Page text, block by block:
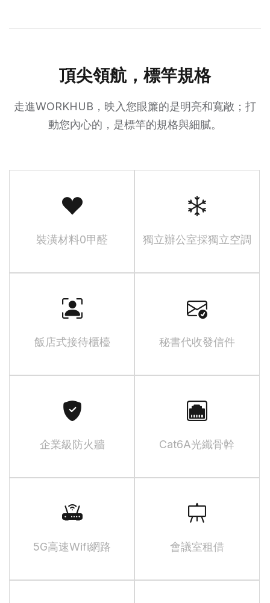
頂尖領航，標竿規格
走進WORKHUB，映入您眼簾的是明亮和寬敞；打
動您內心的，是標竿的規格與細膩。
裝潢材料0甲醛 獨立辦公室採獨立空調
飯店式接待櫃檯 秘書代收發信件
企業級防火牆 Cat6A光纖骨幹
5G高速Wifi網路 會議室租借